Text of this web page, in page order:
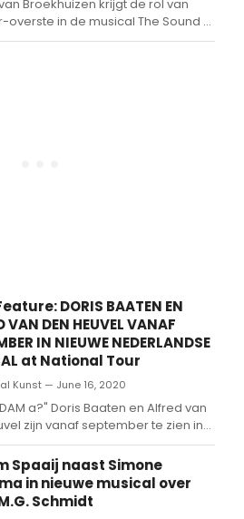
Broekhuizen krijgt de rol van
in de musical The Sound of
DORIS BAATEN EN
VAN DEN HEUVEL VANAF
IN NIEUWE NEDERLANDSE
at National Tour
Kunst — June 16, 2020
a?" Doris Baaten en Alfred van
zijn vanaf september te zien in
en oorspronkelijk Nederlandse
leven samen.
Spaaij naast Simone
in nieuwe musical over
Schmidt